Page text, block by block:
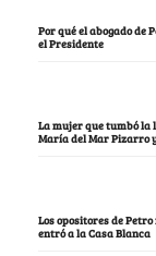
Por qué el abogado de
el Presidente
La mujer que tumbó la
María del Mar Pizarro
Los opositores de
entró a la Casa Blanca